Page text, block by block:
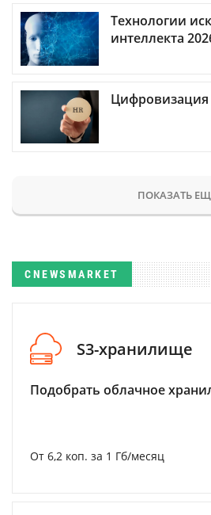
Технологии
интеллекта
Цифровизация
ПОКАЗАТЬ
CNEWSMARKET
S3-хранилище
Подобрать облачное
От 6,2 коп. за 1 Гб/месяц